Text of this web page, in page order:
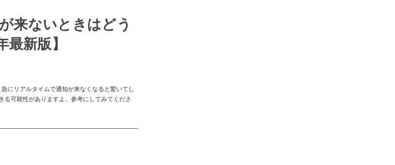
来ないときはどう
新版】
にリアルタイムで通知が来なくなると驚いてし
る可能性がありますよ。参考にしてみてくださ